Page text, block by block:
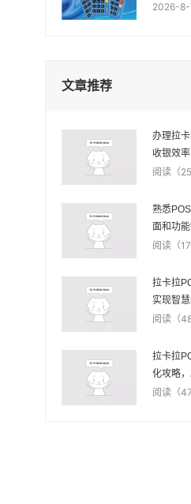
2026-8-
文章推荐
办理拉
收银效率
阅读（
熟悉
面和功能
阅读（
拉卡拉
实现智
阅读（
拉卡拉
化攻略
阅读（